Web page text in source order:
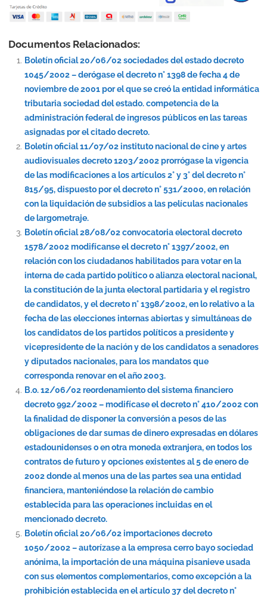
Documentos Relacionados:
Boletín oficial 20/06/02 sociedades del estado decreto
1045/2002 – derógase el decreto n° 1398 de fecha 4 de
noviembre de 2001 por el que se creó la entidad informática
tributaria sociedad del estado. competencia de la
administración federal de ingresos públicos en las tareas
asignadas por el citado decreto.
Boletín oficial 11/07/02 instituto nacional de cine y artes
audiovisuales decreto 1203/2002 prorrógase la vigencia
de las modificaciones a los artículos 2° y 3° del decreto n°
815/95, dispuesto por el decreto n° 531/2000, en relación
con la liquidación de subsidios a las películas nacionales
de largometraje.
Boletín oficial 28/08/02 convocatoria electoral decreto
1578/2002 modifícanse el decreto n° 1397/2002, en
relación con los ciudadanos habilitados para votar en la
interna de cada partido político o alianza electoral nacional,
la constitución de la junta electoral partidaria y el registro
de candidatos, y el decreto n° 1398/2002, en lo relativo a la
fecha de las elecciones internas abiertas y simultáneas de
los candidatos de los partidos políticos a presidente y
vicepresidente de la nación y de los candidatos a senadores
y diputados nacionales, para los mandatos que
corresponda renovar en el año 2003.
B.o. 12/06/02 reordenamiento del sistema financiero
decreto 992/2002 – modifícase el decreto n° 410/2002 con
la finalidad de disponer la conversión a pesos de las
obligaciones de dar sumas de dinero expresadas en dólares
estadounidenses o en otra moneda extranjera, en todos los
contratos de futuro y opciones existentes al 5 de enero de
2002 donde al menos una de las partes sea una entidad
financiera, manteniéndose la relación de cambio
establecida para las operaciones incluidas en el
mencionado decreto.
Boletín oficial 20/06/02 importaciones decreto
1050/2002 – autorízase a la empresa cerro bayo sociedad
anónima, la importación de una máquina pisanieve usada
con sus elementos complementarios, como excepción a la
prohibición establecida en el artículo 37 del decreto n°